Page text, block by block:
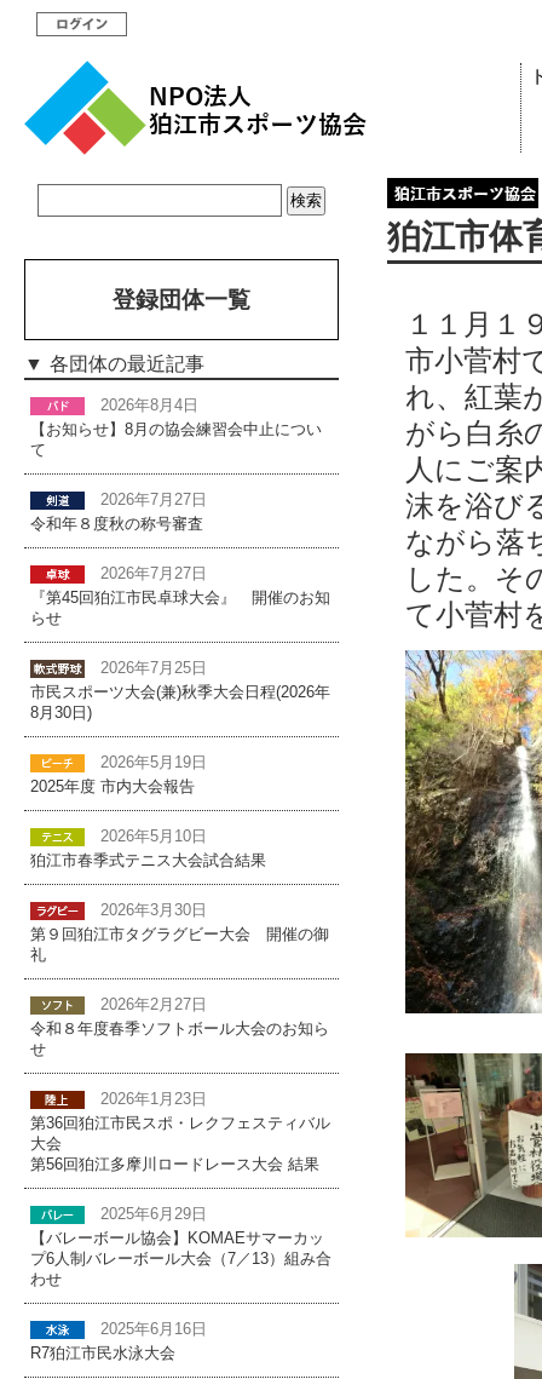
狛江市体
１１月１
市小菅村
れ、紅葉
がら白糸
人にご案
沫を浴び
ながら落
した。そ
て小菅村
登録団体一覧
各団体の最近記事
2026年8月4日
【お知らせ】8月の協会練習会中止につい
て
2026年7月27日
令和年８度秋の称号審査
2026年7月27日
『第45回狛江市民卓球大会』 開催のお知
らせ
2026年7月25日
市民スポーツ大会(兼)秋季大会日程(2026年
8月30日)
2026年5月19日
2025年度 市内大会報告
2026年5月10日
狛江市春季式テニス大会試合結果
2026年3月30日
第９回狛江市タグラグビー大会 開催の御
礼
2026年2月27日
令和８年度春季ソフトボール大会のお知ら
せ
2026年1月23日
第36回狛江市民スポ・レクフェスティバル
大会
第56回狛江多摩川ロードレース大会 結果
2025年6月29日
【バレーボール協会】KOMAEサマーカッ
プ6人制バレーボール大会（7／13）組み合
わせ
2025年6月16日
R7狛江市民水泳大会